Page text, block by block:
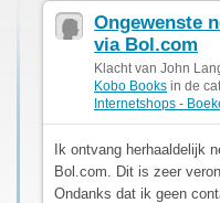
Ongewenste
via Bol.com
Klacht van John
Kobo Books in de
Internetshops -
Ik ontvang herhaaldelijk
Bol.com. Dit is zeer
Ondanks dat ik geen